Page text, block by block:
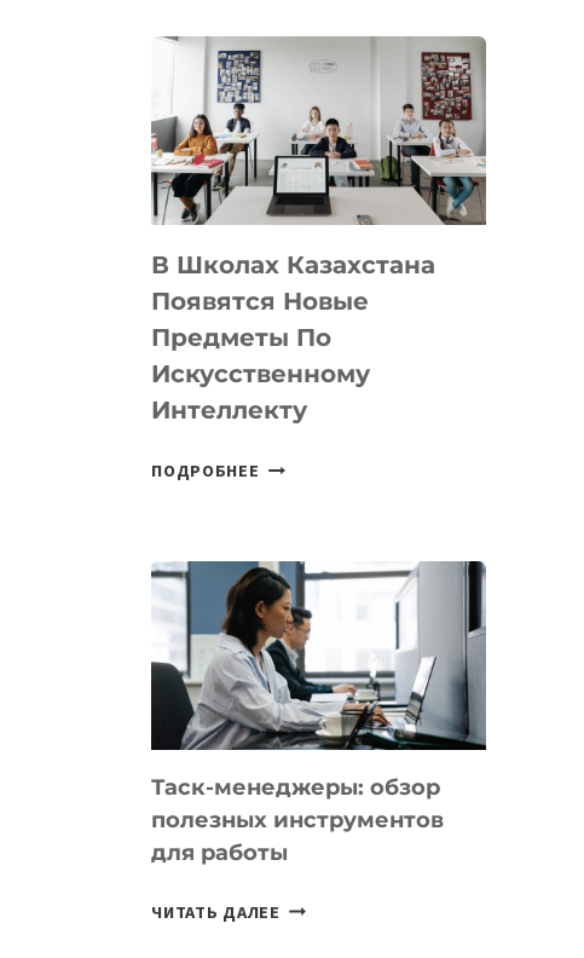
DEAL
VELOCITY
MOST
—
МЕЖДУНАРОДНУЮ
ДЛЯ
ТЕХНОЛОГИЧЕСКИХ
СТАРТАПОВ
В Школах Казахстана
Появятся Новые
Предметы По
Искусственному
Интеллекту
ПОДРОБНЕЕ
НОВЫЕ
ПРЕДМЕТЫ
ПО
ИСКУССТВЕННОМУ
ИНТЕЛЛЕКТУ
Таск-менеджеры: обзор
полезных инструментов
для работы
ЧИТАТЬ ДАЛЕЕ ТАСК-